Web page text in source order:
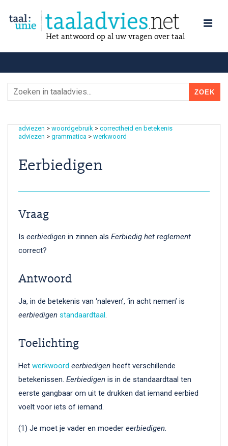
Het antwoord op al uw vragen over taal
adviezen > woordgebruik > correctheid en betekenis
adviezen > grammatica > werkwoord
Eerbiedigen
Vraag
Is eerbiedigen in zinnen als Eerbiedig het reglement
correct?
Antwoord
Ja, in de betekenis van ‘naleven’, ‘in acht nemen’ is
eerbiedigen standaardtaal.
Toelichting
Het werkwoord eerbiedigen heeft verschillende
betekenissen. Eerbiedigen is in de standaardtaal ten
eerste gangbaar om uit te drukken dat iemand eerbied
voelt voor iets of iemand.
(1) Je moet je vader en moeder eerbiedigen.